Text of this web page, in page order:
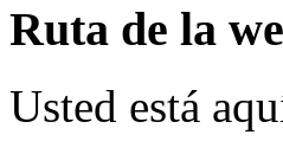
Ruta de la
Usted está